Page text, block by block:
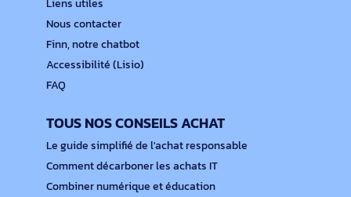
Nous contacter
Finn, notre chatbot
Accessibilité (Lisio)
FAQ
TOUS NOS CONSEILS ACHAT
Le guide simplifié de l'achat responsable
Comment décarboner les achats IT
Combiner numérique et éducation